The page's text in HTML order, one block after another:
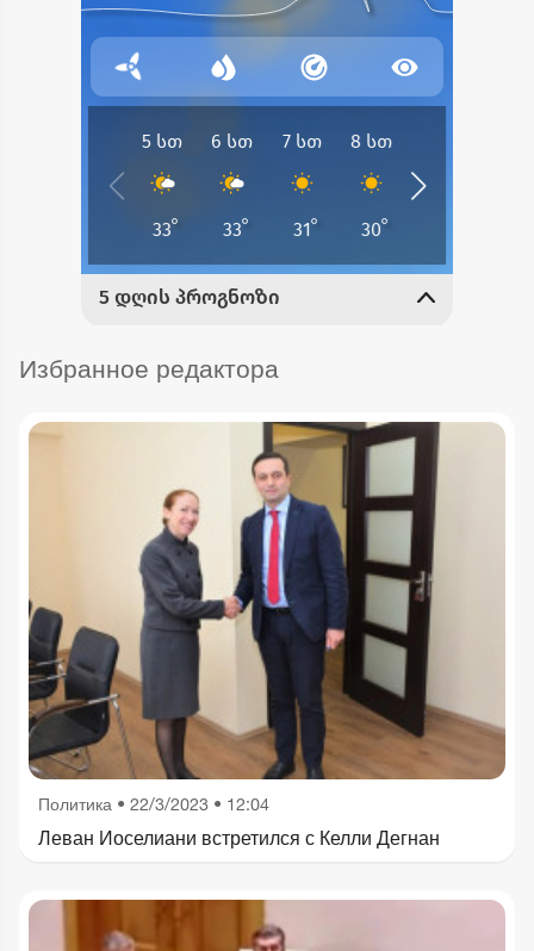
Избранное редактора
Политика • 22/3/2023 • 12:04
Леван Иоселиани встретился с Келли Дегнан